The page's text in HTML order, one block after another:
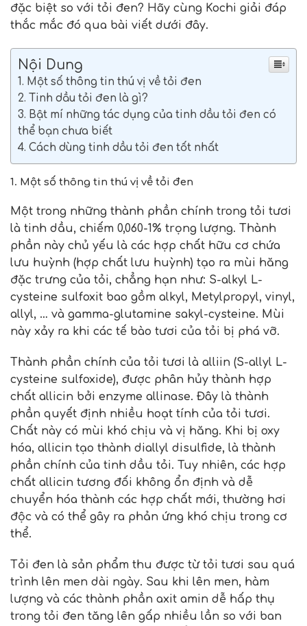
đặc biệt so với tỏi đen? Hãy cùng Kochi giải đáp
thắc mắc đó qua bài viết dưới đây.
Nội Dung
1. Một số thông tin thú vị về tỏi đen
2. Tinh dầu tỏi đen là gì?
3. Bật mí những tác dụng của tinh dầu tỏi đen có
thể bạn chưa biết
4. Cách dùng tinh dầu tỏi đen tốt nhất
1. Một số thông tin thú vị về tỏi đen
Một trong những thành phần chính trong tỏi tươi
là tinh dầu, chiếm 0,060-1% trọng lượng. Thành
phần này chủ yếu là các hợp chất hữu cơ chứa
lưu huỳnh (hợp chất lưu huỳnh) tạo ra mùi hăng
đặc trưng của tỏi, chẳng hạn như: S-alkyl L-
cysteine ​​sulfoxit bao gồm alkyl, Metylpropyl, vinyl,
allyl, … và gamma-glutamine sakyl-cysteine. Mùi
này xảy ra khi các tế bào tươi của tỏi bị phá vỡ.
Thành phần chính của tỏi tươi là alliin (S-allyl L-
cysteine ​​sulfoxide), được phân hủy thành hợp
chất allicin bởi enzyme allinase. Đây là thành
phần quyết định nhiều hoạt tính của tỏi tươi.
Chất này có mùi khó chịu và vị hăng. Khi bị oxy
hóa, allicin tạo thành diallyl disulfide, là thành
phần chính của tinh dầu tỏi. Tuy nhiên, các hợp
chất allicin tương đối không ổn định và dễ
chuyển hóa thành các hợp chất mới, thường hơi
độc và có thể gây ra phản ứng khó chịu trong cơ
thể.
Tỏi đen là sản phẩm thu được từ tỏi tươi sau quá
trình lên men dài ngày. Sau khi lên men, hàm
lượng và các thành phần axit amin dễ hấp thụ
trong tỏi đen tăng lên gấp nhiều lần so với ban